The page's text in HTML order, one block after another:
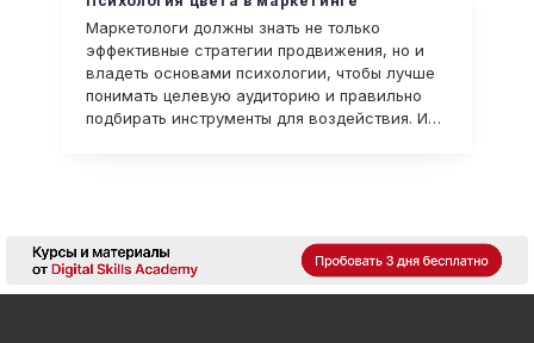
Маркетологи должны знать не только
эффективные стратегии продвижения, но и
владеть основами психологии, чтобы лучше
понимать целевую аудиторию и правильно
подбирать инструменты для воздействия. И…